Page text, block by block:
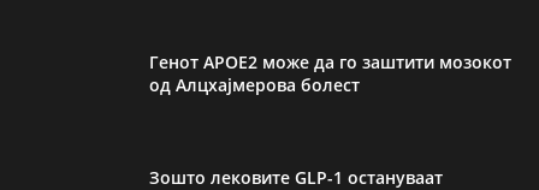
Генот APOE2 може да го заштити мозокот
од Алцхајмерова болест
Зошто лековите GLP-1 остануваат